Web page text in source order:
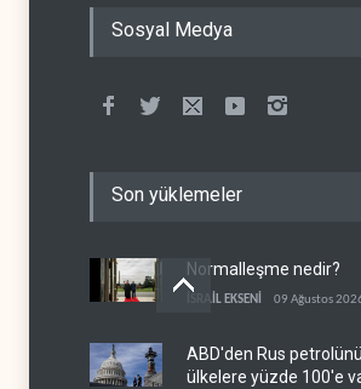
Sosyal Medya
Son yüklemeler
Normalleşme nedir?
İSRAİL EKSENİ 09 Ağustos
ABD'den Rus
ülkelere yüzde 100'e